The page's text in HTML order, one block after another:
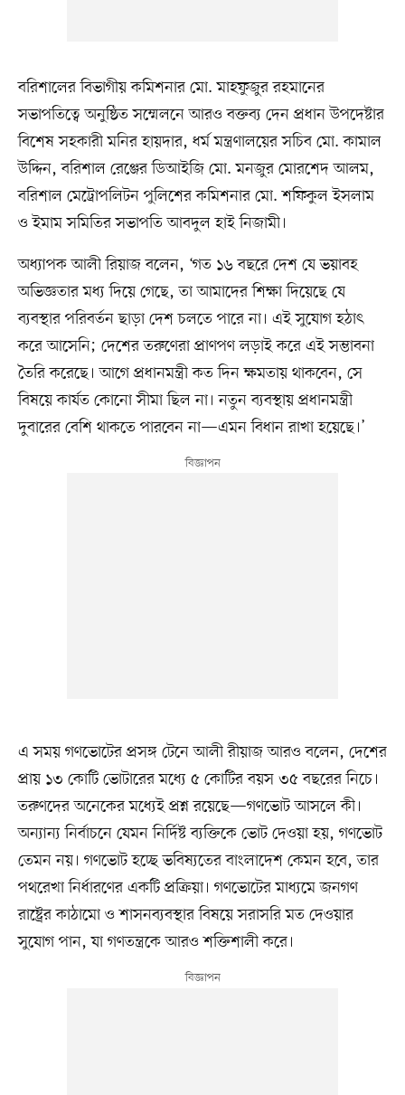
বরিশালের বিভাগীয় কমিশনার মো. মাহফুজুর রহমানের
সভাপতিত্বে অনুষ্ঠিত সম্মেলনে আরও বক্তব্য দেন প্রধান উপদেষ্টার
বিশেষ সহকারী মনির হায়দার, ধর্ম মন্ত্রণালয়ের সচিব মো. কামাল
উদ্দিন, বরিশাল রেঞ্জের ডিআইজি মো. মনজুর মোরশেদ আলম,
বরিশাল মেট্রোপলিটন পুলিশের কমিশনার মো. শফিকুল ইসলাম
ও ইমাম সমিতির সভাপতি আবদুল হাই নিজামী।
অধ্যাপক আলী রিয়াজ বলেন, ‘গত ১৬ বছরে দেশ যে ভয়াবহ
অভিজ্ঞতার মধ্য দিয়ে গেছে, তা আমাদের শিক্ষা দিয়েছে যে
ব্যবস্থার পরিবর্তন ছাড়া দেশ চলতে পারে না। এই সুযোগ হঠাৎ
করে আসেনি; দেশের তরুণেরা প্রাণপণ লড়াই করে এই সম্ভাবনা
তৈরি করেছে। আগে প্রধানমন্ত্রী কত দিন ক্ষমতায় থাকবেন, সে
বিষয়ে কার্যত কোনো সীমা ছিল না। নতুন ব্যবস্থায় প্রধানমন্ত্রী
দুবারের বেশি থাকতে পারবেন না—এমন বিধান রাখা হয়েছে।’
এ সময় গণভোটের প্রসঙ্গ টেনে আলী রীয়াজ আরও বলেন, দেশের
প্রায় ১৩ কোটি ভোটারের মধ্যে ৫ কোটির বয়স ৩৫ বছরের নিচে।
তরুণদের অনেকের মধ্যেই প্রশ্ন রয়েছে—গণভোট আসলে কী।
অন্যান্য নির্বাচনে যেমন নির্দিষ্ট ব্যক্তিকে ভোট দেওয়া হয়, গণভোট
তেমন নয়। গণভোট হচ্ছে ভবিষ্যতের বাংলাদেশ কেমন হবে, তার
পথরেখা নির্ধারণের একটি প্রক্রিয়া। গণভোটের মাধ্যমে জনগণ
রাষ্ট্রের কাঠামো ও শাসনব্যবস্থার বিষয়ে সরাসরি মত দেওয়ার
সুযোগ পান, যা গণতন্ত্রকে আরও শক্তিশালী করে।